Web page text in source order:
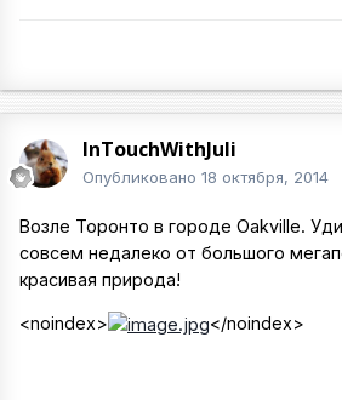
InTouchWithJuli
Опубликовано 18 октября, 2014
Возле Торонто в городе Oakville.
совсем недалеко от большого
красивая природа!
<noindex> </noindex>